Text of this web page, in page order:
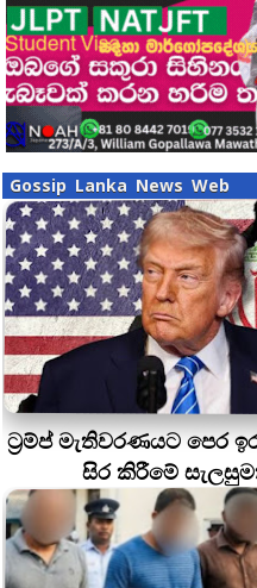
Gossip Lanka News Web
ට්‍රම්ප් මැතිවරණයට පෙර
සිර කිරීමේ